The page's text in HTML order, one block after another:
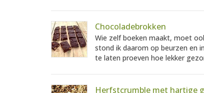
Chocoladebrokken
Wie zelf boeken maakt, moet
stond ik daarom op beurzen en
te laten proeven hoe lekker
Herfstcrumble met hartige